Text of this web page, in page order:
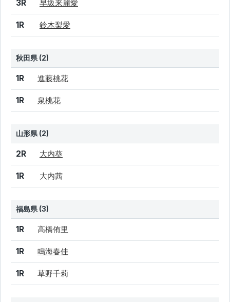
結果 シード 選手名
3R 早坂来麗愛
1R 鈴木梨愛
秋田県 (2)
結果 シード 選手名
1R 進藤桃花
1R 泉桃花
山形県 (2)
結果 シード
2R 大内葵
1R 大内茜
福島県 (3)
結果 シード
1R 高橋侑里
1R 鳴海春佳
1R 草野千莉